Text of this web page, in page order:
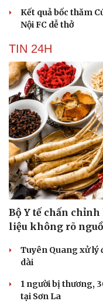
Kết quả bốc thăm
Nội FC dễ thở
TIN 24H
Bộ Y tế chấn
liệu không rõ
Tuyên Quang xử lý
dài
1 người bị thương,
tại Sơn La